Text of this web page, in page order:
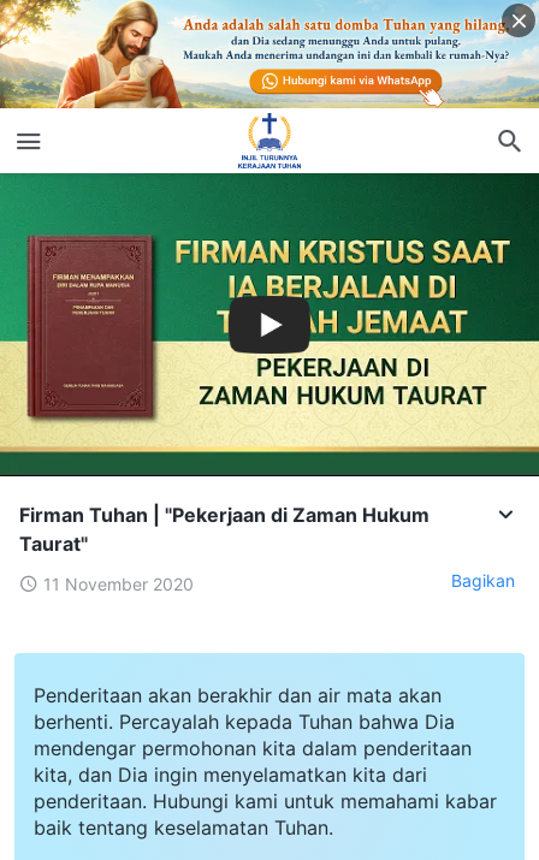
Firman Tuhan | "Pekerjaan di Zaman Hukum
Taurat"
11 November 2020 Bagikan
Penderitaan akan berakhir dan air mata akan
berhenti. Percayalah kepada Tuhan bahwa Dia
mendengar permohonan kita dalam penderitaan
kita, dan Dia ingin menyelamatkan kita dari
penderitaan. Hubungi kami untuk memahami kabar
baik tentang keselamatan Tuhan.